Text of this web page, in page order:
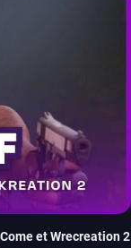
et Wrecreation 2